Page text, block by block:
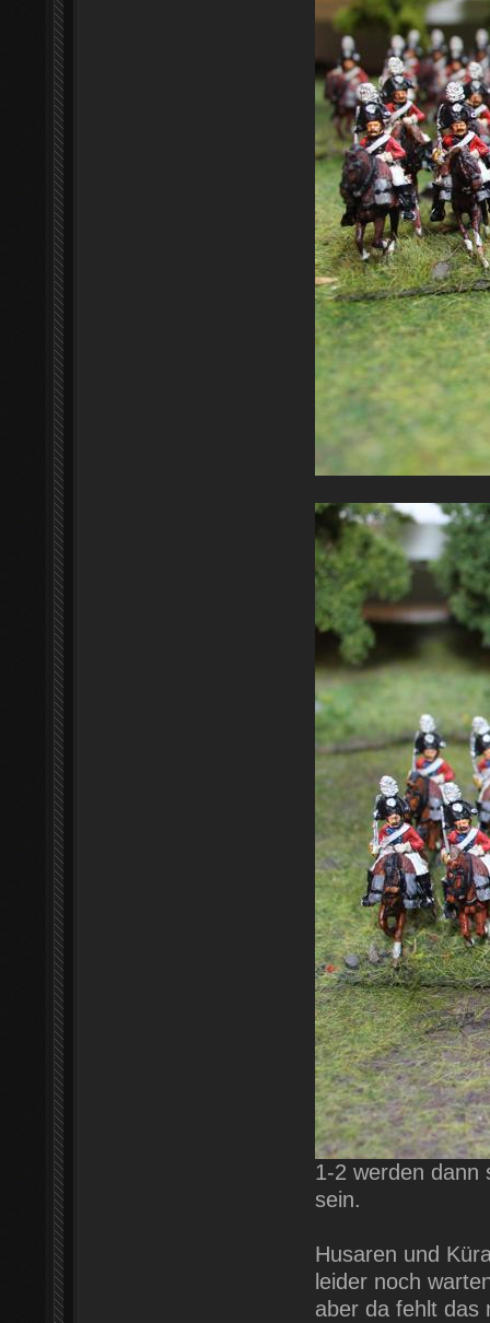
1-2 werden dann
sein.
Husaren und
leider noch
aber da fehlt das